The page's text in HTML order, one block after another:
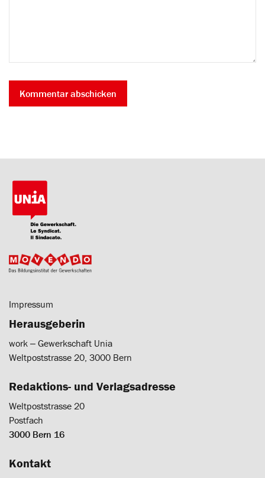
Impressum
Herausgeberin
work ‒ Gewerkschaft Unia
Weltpoststrasse 20, 3000 Bern
Redaktions- und Verlagsadresse
Weltpoststrasse 20
Postfach
3000 Bern 16
Kontakt